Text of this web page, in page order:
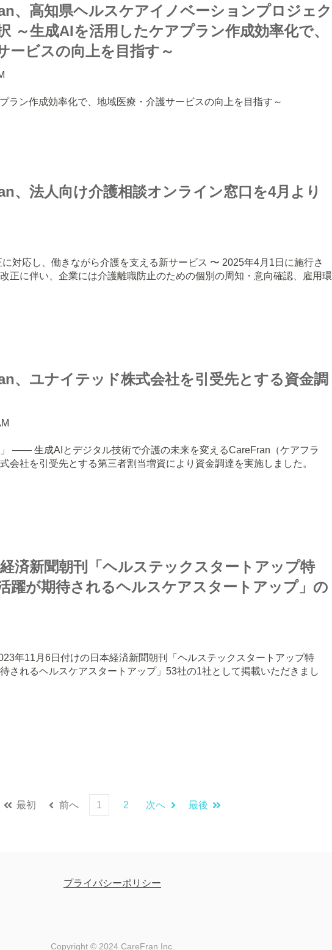
、高知県ヘルスケアイノベーションプロジェク
～生成AIを活用したケアプラン作成効率化で、
ービスの向上を目指す～
ラン作成効率化で、地域医療・介護サービスの向上を目指す～
、法人向け介護相談オンライン窓口を4月より
対応し、働きながら介護を支える新サービス 〜 2025年4月1日に施行さ
正に伴い、企業には介護離職防止のための個別の周知・意向確認、雇用環
、ユナイテッド株式会社を引受先とする資金調
」 —— 生成AIとデジタル技術で介護の未来を変えるCareFran（ケアフラ
会社を引受先とする第三者割当増資により資金調達を実施しました。
済新聞朝刊「ヘルステックスタートアップ特
躍が期待されるヘルスケアスタートアップ」の
年11月6日付けの日本経済新聞朝刊「ヘルステックスタートアップ特
されるヘルスケアスタートアップ」53社の1社として掲載いただきまし
最初 前へ 1 2 次へ 最後
プライバシーポリシー
Copyright © 2024 CareFran Inc.